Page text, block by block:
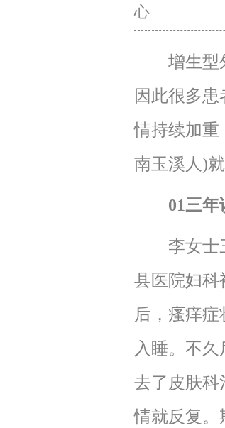
心
增生型外
因此很多
情持续加重
南玉溪人)就
01三
李女士三
县医院妇科
后，瘙痒
入睡。不
去了皮肤科
情就反复。